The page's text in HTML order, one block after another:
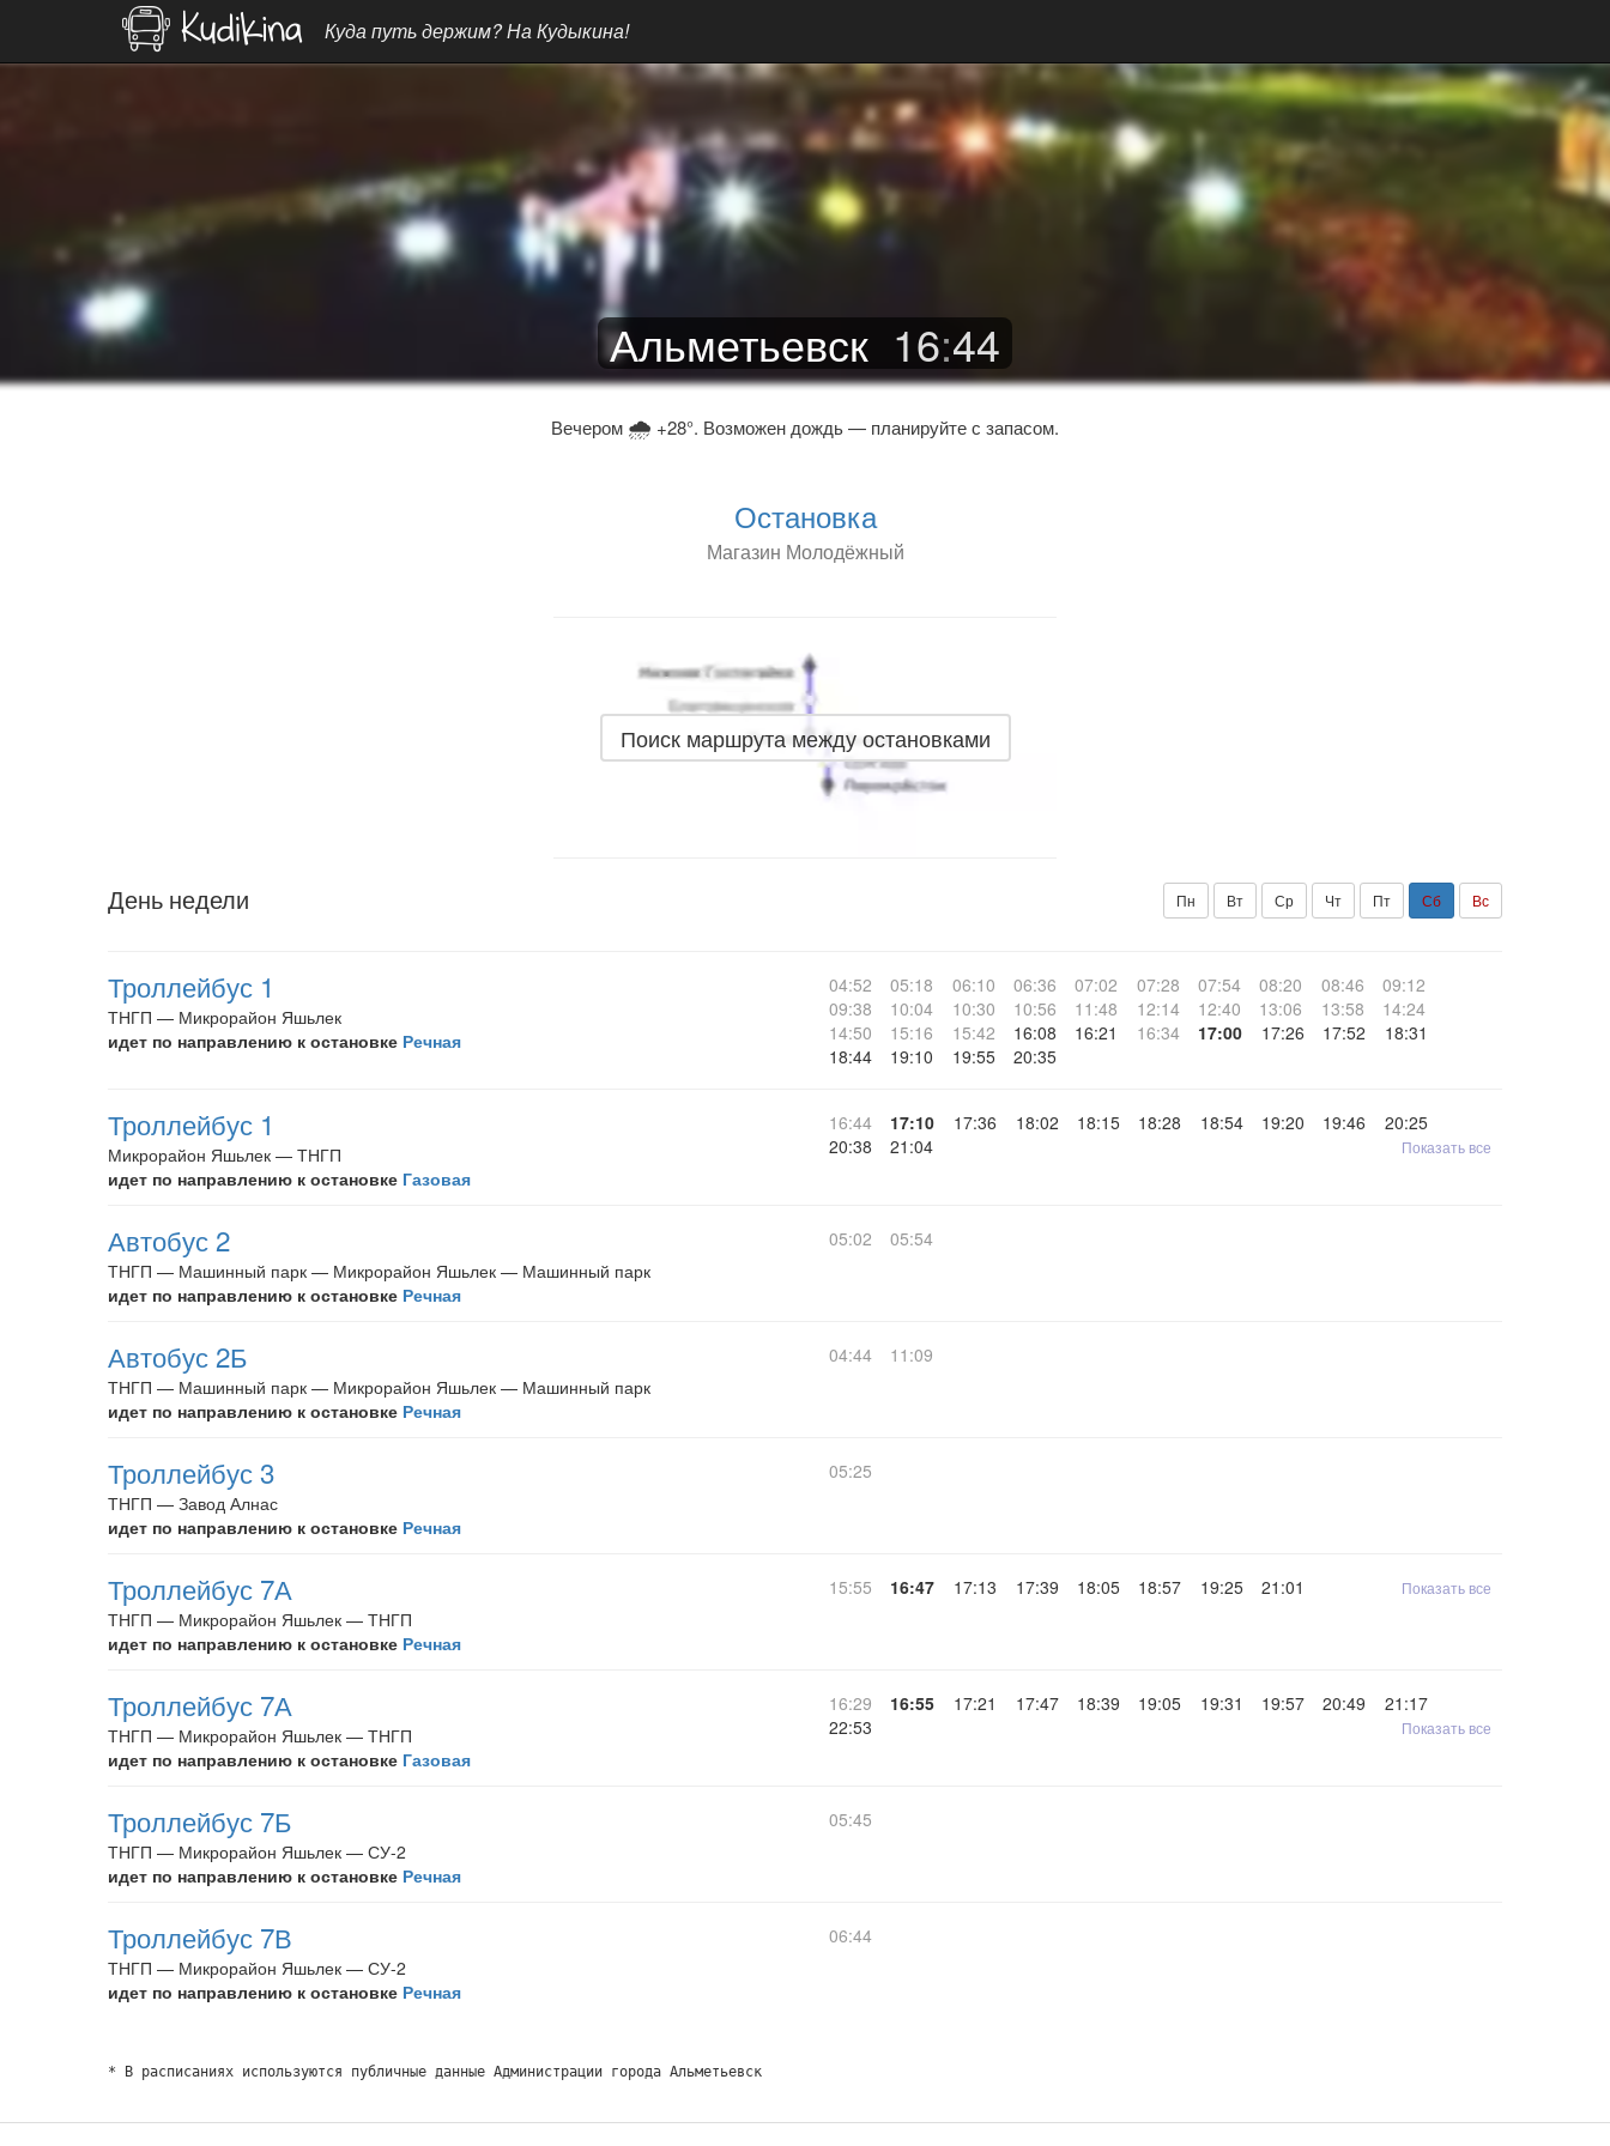
Куда путь держим? На Кудыкина!
Альметьевск 16:44
Вечером 🌧 +28°. Возможен дождь — планируйте с запасом.
Остановка
Магазин Молодёжный
Поиск маршрута между остановками
День недели Пн Вт Ср Чт Пт Сб Вс
Троллейбус 1
ТНГП — Микрорайон Яшьлек
идет по направлению к остановке Речная
04:52 05:18 06:10 06:36 07:02 07:28 07:54 08:20 08:46
09:12
09:38
10:04 10:30 10:56 11:48 12:14 12:40 13:06 13:58
14:24
14:50
15:16 15:42 16:08 16:21 16:34 17:00 17:26 17:52
18:31
18:44
19:10 19:55 20:35
Троллейбус 1
Микрорайон Яшьлек — ТНГП
идет по направлению к остановке Газовая
16:44 17:10 17:36 18:02 18:15 18:28 18:54 19:20 19:46
20:25
20:38
21:04 Показать все
Автобус 2
ТНГП — Машинный парк — Микрорайон Яшьлек — Машинный парк
идет по направлению к остановке Речная
05:02 05:54
Автобус 2Б
ТНГП — Машинный парк — Микрорайон Яшьлек — Машинный парк
идет по направлению к остановке Речная
04:44 11:09
Троллейбус 3
ТНГП — Завод Алнас
идет по направлению к остановке Речная
05:25
Троллейбус 7А
ТНГП — Микрорайон Яшьлек — ТНГП
идет по направлению к остановке Речная
15:55 16:47 17:13 17:39 18:05 18:57 19:25 21:01 Показать все
Троллейбус 7А
ТНГП — Микрорайон Яшьлек — ТНГП
идет по направлению к остановке Газовая
16:29 16:55 17:21 17:47 18:39 19:05 19:31 19:57 20:49
21:17
22:53
Показать все
Троллейбус 7Б
ТНГП — Микрорайон Яшьлек — СУ-2
идет по направлению к остановке Речная
05:45
Троллейбус 7В
ТНГП — Микрорайон Яшьлек — СУ-2
идет по направлению к остановке Речная
06:44
* В расписаниях используются публичные данные Администрации города Альметьевск